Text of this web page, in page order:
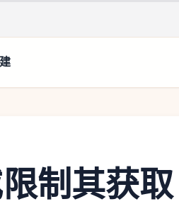
制其获取